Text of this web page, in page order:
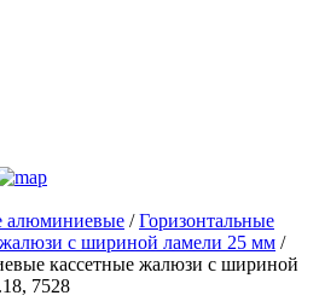
алюминиевые / Горизонтальные
с шириной ламели 25 мм /
кассетные жалюзи с шириной
7528